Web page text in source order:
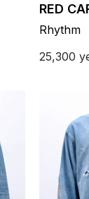
RED
Rhythm
25,300